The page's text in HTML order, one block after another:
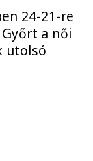
24-21-re
a női
utolsó